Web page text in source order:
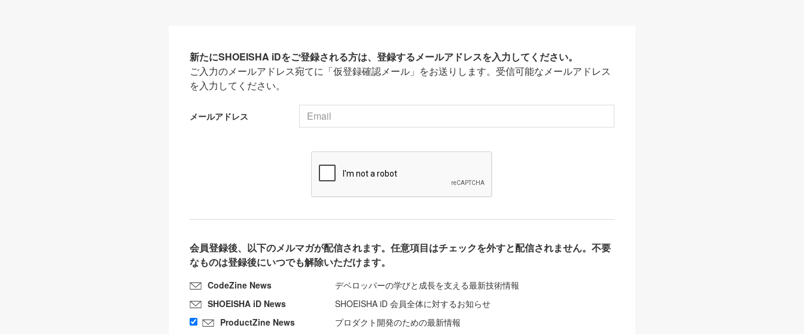
新たにSHOEISHA iDをご登録される方は、登録するメールアドレスを入力してください。
ご入力のメールアドレス宛てに「仮登録確認メール」をお送りします。受信可能なメールアドレス
を入力してください。
メールアドレス
会員登録後、以下のメルマガが配信されます。任意項目はチェックを外すと配信されません。不要
なものは登録後にいつでも解除いただけます。
CodeZine News
デベロッパーの学びと成長を支える最新技術情報
SHOEISHA iD News
SHOEISHA iD 会員全体に対するお知らせ
ProductZine News
プロダクト開発のための最新情報